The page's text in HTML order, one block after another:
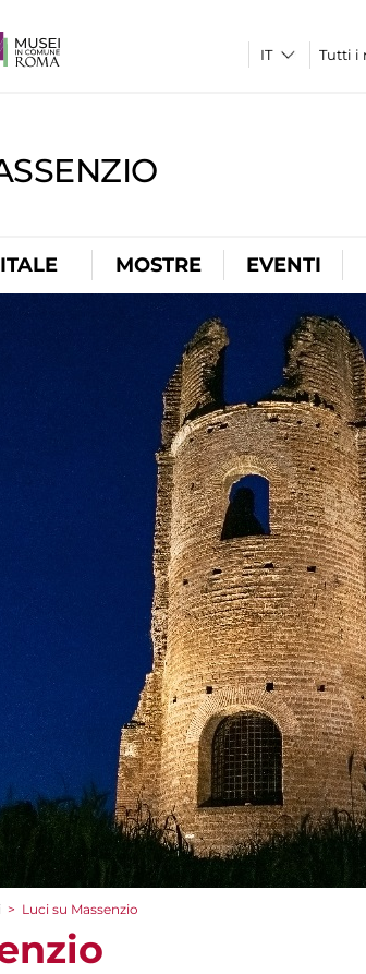
Tutti i
MOSTRE EVENTI
> Luci su Massenzio